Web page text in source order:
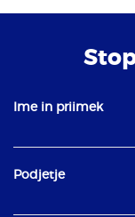
Ime in priimek
Podjetje